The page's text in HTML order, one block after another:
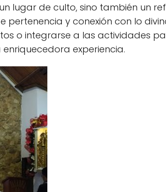
lugar de culto, sino también un
pertenencia y conexión con lo
o integrarse a las actividades
experiencia.